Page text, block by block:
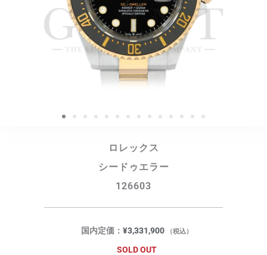
ロレックス
シードゥエラー
126603
国内定価： ¥3,331,900 （税込）
SOLD OUT